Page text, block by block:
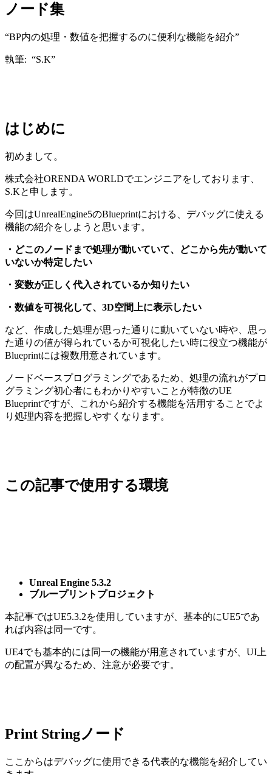
ノード集
“BP内の処理・数値を把握するのに便利な機能を紹介”
執筆: “S.K”
はじめに
初めまして。
株式会社ORENDA WORLDでエンジニアをしております、
S.Kと申します。
今回はUnrealEngine5のBlueprintにおける、デバッグに使える
機能の紹介をしようと思います。
・どこのノードまで処理が動いていて、どこから先が動いて
いないか特定したい
・変数が正しく代入されているか知りたい
・数値を可視化して、3D空間上に表示したい
など、作成した処理が思った通りに動いていない時や、思っ
た通りの値が得られているか可視化したい時に役立つ機能が
Blueprintには複数用意されています。
ノードベースプログラミングであるため、処理の流れがプロ
グラミング初心者にもわかりやすいことが特徴のUE
Blueprintですが、これから紹介する機能を活用することでよ
り処理内容を把握しやすくなります。
この記事で使用する環境
Unreal Engine 5.3.2
ブループリントプロジェクト
本記事ではUE5.3.2を使用していますが、基本的にUE5であ
れば内容は同一です。
UE4でも基本的には同一の機能が用意されていますが、UI上
の配置が異なるため、注意が必要です。
Print Stringノード
ここからはデバッグに使用できる代表的な機能を紹介してい